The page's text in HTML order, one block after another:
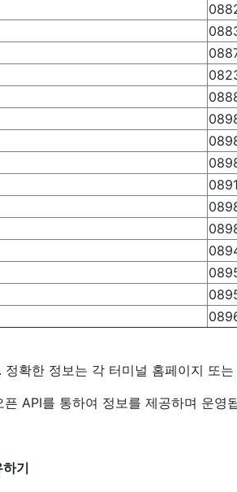
확한 정보는 각 터미널 홈페이지 또는
픈 API를 통하여 정보를 제공하며 운영
기